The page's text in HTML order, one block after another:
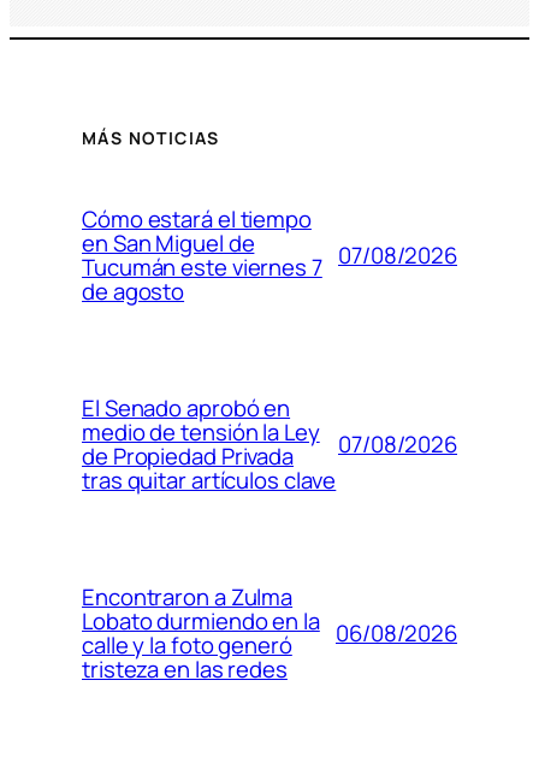
MÁS NOTICIAS
Cómo estará el tiempo
en San Miguel de
Tucumán este viernes 7
de agosto
07/08/2026
El Senado aprobó en
medio de tensión la Ley
de Propiedad Privada
tras quitar artículos clave
07/08/2026
Encontraron a Zulma
Lobato durmiendo en la
calle y la foto generó
tristeza en las redes
06/08/2026